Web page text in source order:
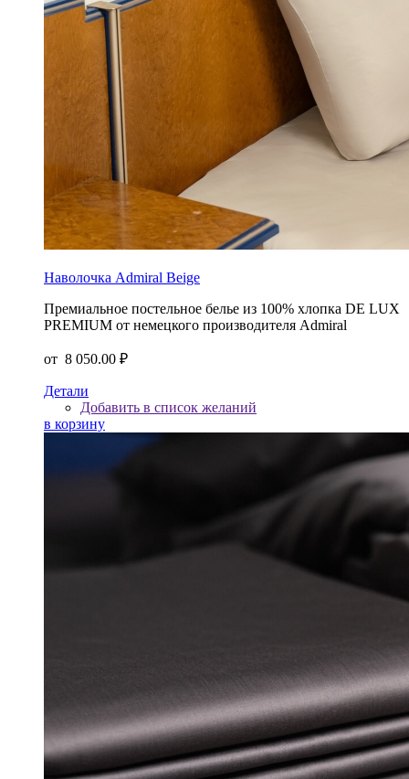
Наволочка Admiral Beige
Премиальное постельное белье из 100% хлопка DE LUX
PREMIUM от немецкого производителя Admiral
от 8 050.00 ₽
Детали
Добавить в список желаний
в корзину